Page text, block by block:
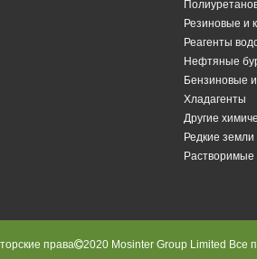
Резиновые и
Реагенты
Нефтяные
Бензиновые
Хладагенты
Другие
Редкие земли
права2020 Mosinter Group Limited Все